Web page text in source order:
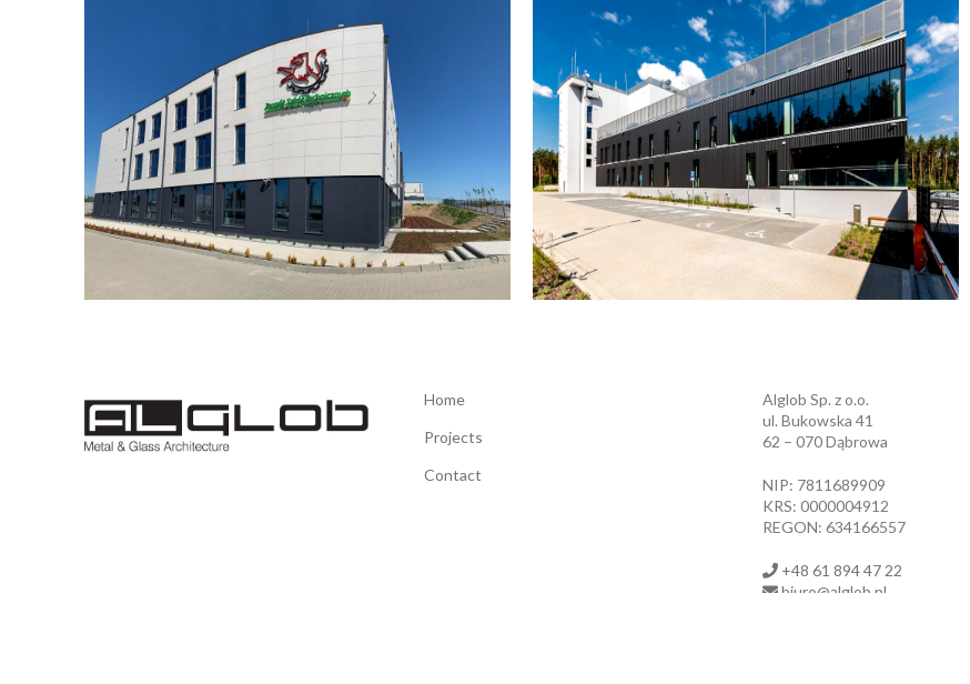
Home
Projects
Contact
Alglob Sp. z o.o.
ul. Bukowska 41
62 – 070 Dąbrowa
NIP: 7811689909
KRS: 0000004912
REGON: 634166557
+48 61 894 47 22
biuro@alglob.pl